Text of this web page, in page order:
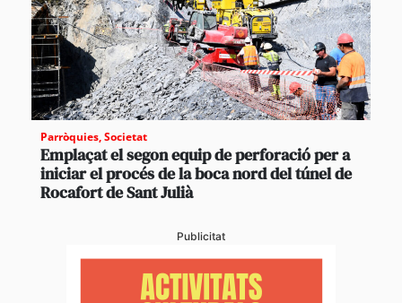
Parròquies,Societat
Emplaçat el segon equip de perforació per a
iniciar el procés de la boca nord del túnel de
Rocafort de Sant Julià
Publicitat